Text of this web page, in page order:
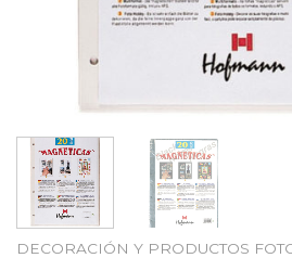
DECORACIÓN Y PRODUCTOS